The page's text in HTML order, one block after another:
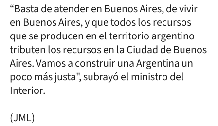
“Basta de atender en Buenos Aires, de vivir
en Buenos Aires, y que todos los recursos
que se producen en el territorio argentino
tributen los recursos en la Ciudad de Buenos
Aires. Vamos a construir una Argentina un
poco más justa", subrayó el ministro del
Interior.
(JML)